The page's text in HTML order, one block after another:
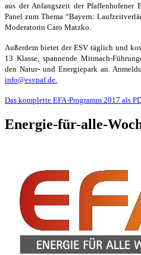
aus der Anfangszeit der
Panel zum Thema “Bayern:
Moderatorin Caro Matzko.
Außerdem bietet der ESV täglich und
13 Klasse, spannende Mitmach-
den Natur- und Energiepark an.
info@esvpaf.de
Das komplette EFA-Programm 2017 als
Energie-für-alle-